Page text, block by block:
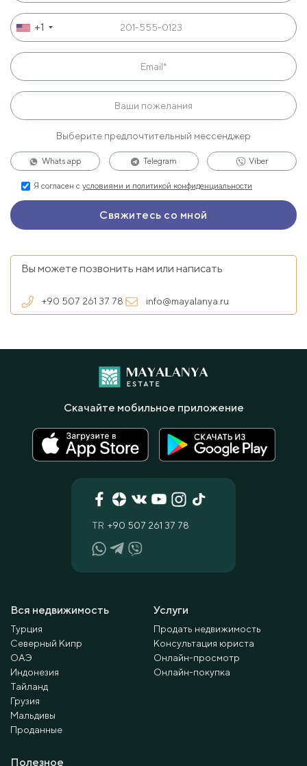
+1
Выберите предпочтительный мессенджер
Whats app Telegram Viber
Я согласен с условиями и политикой конфиденциальности
Вы можете позвонить нам или написать
+90 507 261 37 78 info@mayalanya.ru
Вся недвижимость
Турция
Северный Кипр
ОАЭ
Индонезия
Тайланд
Грузия
Мальдивы
Проданные
Услуги
Продать недвижимость
Консультация юриста
Онлайн-просмотр
Онлайн-покупка
Полезное
TR +90 507 261 37 78
Скачайте мобильное приложение